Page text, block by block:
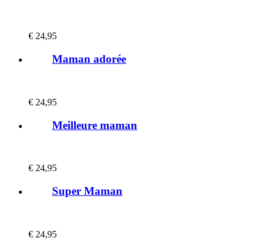
€ 24,95
Maman adorée
€ 24,95
Meilleure maman
€ 24,95
Super Maman
€ 24,95